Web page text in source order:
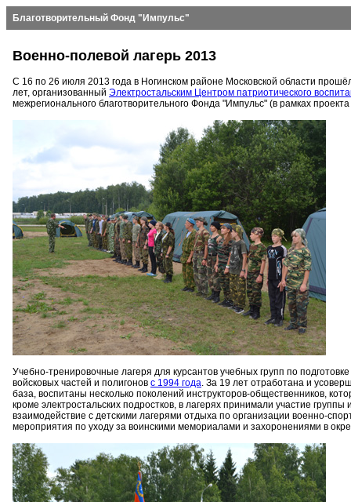
Благотворительный Фонд "Импульс"
Военно-полевой лагерь 2013
С 16 по 26 июля 2013 года в Ногинском районе Московской области
лет, организованный Электростальским Центром патриотического
межрегионального благотворительного Фонда "Импульс" (в рамках проекта
Учебно-тренировочные лагеря для курсантов учебных групп по
войсковых частей и полигонов с 1994 года. За 19 лет отработана и
база, воспитаны несколько поколений инструкторов-общественников,
кроме электростальских подростков, в лагерях принимали участие
взаимодействие с детскими лагерями отдыха по организации военно-
мероприятия по уходу за воинскими мемориалами и захоронениями в